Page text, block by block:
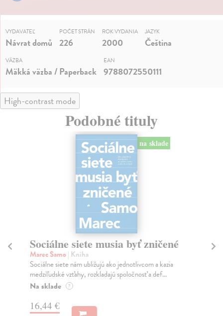
VYDAVATEĽ
Návrat domů
POČET STRÁN
226
ROK VYDANIA
2000
JAZYK
Čeština
VÄZBA
Mäkká väzba / Paperback
EAN
9788072550111
High-contrast mode
Podobné tituly
na sklade
Sociálne siete musia byť zničené
Marec Samo| Kniha
Sociálne siete nám ubližujú ako jednotlivcom a kazia
medziľudské vzťahy, rozkladajú spoločnosť a def...
Na sklade ?
16,44 €